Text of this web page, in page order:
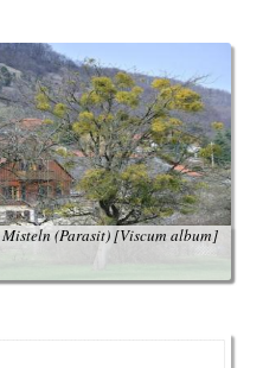
Misteln (Parasit)[Viscum album]